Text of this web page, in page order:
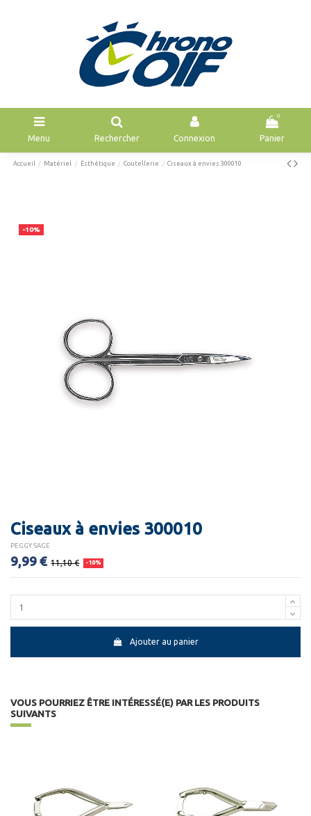
Menu Rechercher Connexion
0
Panier
Accueil Matériel Esthétique Coutellerie Ciseaux à envies 300010
-10%
Ciseaux à envies 300010
PEGGY SAGE
9,99 € 11,10 € -10%
Ajouter au panier
VOUS POURRIEZ ÊTRE INTÉRESSÉ(E) PAR LES PRODUITS
SUIVANTS